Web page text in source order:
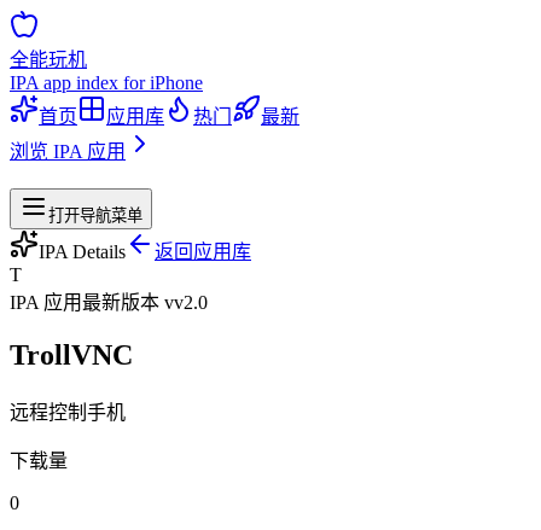
全能玩机
IPA app index for iPhone
首页
应用库 热门
最新
浏览 IPA 应用
站点导航
打开导航菜单
IPA Details
返回应用库
T
IPA 应用最新版本 vv2.0
TrollVNC
远程控制手机
下载量
0